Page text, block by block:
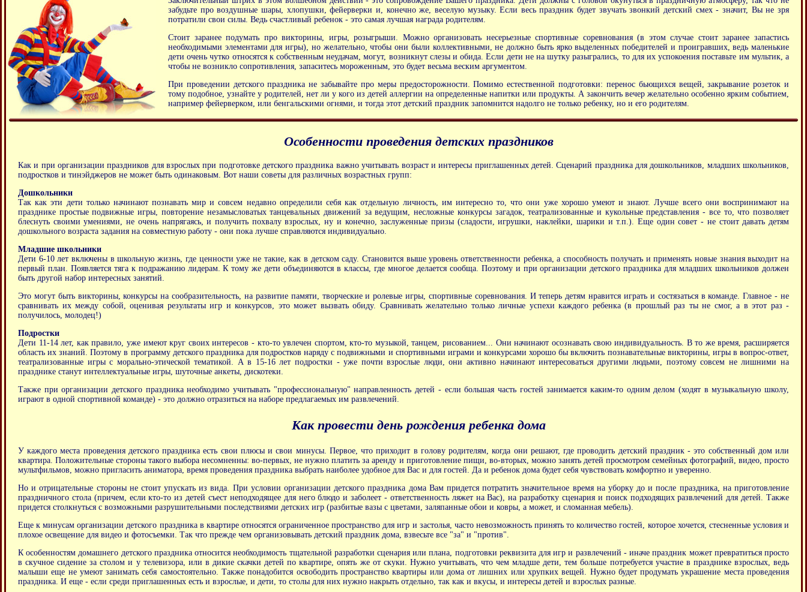
забудьте про воздушные шары, хлопушки, фейерверки и, конечно же, веселую музыку. Если весь праздник будет звучать звонкий детский смех - значит, Вы не зря
потратили свои силы. Ведь счастливый ребенок - это самая лучшая награда родителям.
Стоит заранее подумать про викторины, игры, розыгрыши. Можно организовать несерьезные спортивные соревнования (в этом случае стоит заранее запастись
необходимыми элементами для игры), но желательно, чтобы они были коллективными, не должно быть ярко выделенных победителей и проигравших, ведь маленькие
дети очень чутко относятся к собственным неудачам, могут, возникнут слезы и обида. Если дети не на шутку разыгрались, то для их успокоения поставьте им мультик, а
чтобы не возникло сопротивления, запаситесь мороженным, это будет весьма веским аргументом.
При проведении детского праздника не забывайте про меры предосторожности. Помимо естественной подготовки: перенос бьющихся вещей, закрывание розеток и
тому подобное, узнайте у родителей, нет ли у кого из детей аллергии на определенные напитки или продукты. А закончить вечер желательно особенно ярким событием,
например фейерверком, или бенгальскими огнями, и тогда этот детский праздник запомнится надолго не только ребенку, но и его родителям.
Особенности проведения детских праздников
Как и при организации праздников для взрослых при подготовке детского праздника важно учитывать возраст и интересы приглашенных детей. Сценарий праздника для дошкольников, младших школьников,
подростков и тинэйджеров не может быть одинаковым. Вот наши советы для различных возрастных групп:
Дошкольники
Так как эти дети только начинают познавать мир и совсем недавно определили себя как отдельную личность, им интересно то, что они уже хорошо умеют и знают. Лучше всего они воспринимают на
празднике простые подвижные игры, повторение незамысловатых танцевальных движений за ведущим, несложные конкурсы загадок, театрализованные и кукольные представления - все то, что позволяет
блеснуть своими умениями, не очень напрягаясь, и получить похвалу взрослых, ну и конечно, заслуженные призы (сладости, игрушки, наклейки, шарики и т.п.). Еще один совет - не стоит давать детям
дошкольного возраста задания на совместную работу - они пока лучше справляются индивидуально.
Младшие школьники
Дети 6-10 лет включены в школьную жизнь, где ценности уже не такие, как в детском саду. Становится выше уровень ответственности ребенка, а способность получать и применять новые знания выходит на
первый план. Появляется тяга к подражанию лидерам. К тому же дети объединяются в классы, где многое делается сообща. Поэтому и при организации детского праздника для младших школьников должен
быть другой набор интересных занятий.
Это могут быть викторины, конкурсы на сообразительность, на развитие памяти, творческие и ролевые игры, спортивные соревнования. И теперь детям нравится играть и состязаться в команде. Главное - не
сравнивать их между собой, оценивая результаты игр и конкурсов, это может вызвать обиду. Сравнивать желательно только личные успехи каждого ребенка (в прошлый раз ты не смог, а в этот раз -
получилось, молодец!)
Подростки
Дети 11-14 лет, как правило, уже имеют круг своих интересов - кто-то увлечен спортом, кто-то музыкой, танцем, рисованием... Они начинают осознавать свою индивидуальность. В то же время, расширяется
область их знаний. Поэтому в программу детского праздника для подростков наряду с подвижными и спортивными играми и конкурсами хорошо бы включить познавательные викторины, игры в вопрос-ответ,
театрализованные игры с морально-этической тематикой. А в 15-16 лет подростки - уже почти взрослые люди, они активно начинают интересоваться другими людьми, поэтому совсем не лишними на
празднике станут интеллектуальные игры, шуточные анкеты, дискотеки.
Также при организации детского праздника необходимо учитывать "профессиональную" направленность детей - если большая часть гостей занимается каким-то одним делом (ходят в музыкальную школу,
играют в одной спортивной команде) - это должно отразиться на наборе предлагаемых им развлечений.
Как провести день рождения ребенка дома
У каждого места проведения детского праздника есть свои плюсы и свои минусы. Первое, что приходит в голову родителям, когда они решают, где проводить детский праздник - это собственный дом или
квартира. Положительные стороны такого выбора несомненны: во-первых, не нужно платить за аренду и приготовление пищи, во-вторых, можно занять детей просмотром семейных фотографий, видео, просто
мультфильмов, можно пригласить аниматора, время проведения праздника выбрать наиболее удобное для Вас и для гостей. Да и ребенок дома будет себя чувствовать комфортно и уверенно.
Но и отрицательные стороны не стоит упускать из вида. При условии организации детского праздника дома Вам придется потратить значительное время на уборку до и после праздника, на приготовление
праздничного стола (причем, если кто-то из детей съест неподходящее для него блюдо и заболеет - ответственность ляжет на Вас), на разработку сценария и поиск подходящих развлечений для детей. Также
придется столкнуться с возможными разрушительными последствиями детских игр (разбитые вазы с цветами, заляпанные обои и ковры, а может, и сломанная мебель).
Еще к минусам организации детского праздника в квартире относятся ограниченное пространство для игр и застолья, часто невозможность принять то количество гостей, которое хочется, стесненные условия и
плохое освещение для видео и фотосъемки. Так что прежде чем организовывать детский праздник дома, взвесьте все "за" и "против".
К особенностям домашнего детского праздника относится необходимость тщательной разработки сценария или плана, подготовки реквизита для игр и развлечений - иначе праздник может превратиться просто
в скучное сидение за столом и у телевизора, или в дикие скачки детей по квартире, опять же от скуки. Нужно учитывать, что чем младше дети, тем больше потребуется участие в празднике взрослых, ведь
малыши еще не умеют занимать себя самостоятельно. Также понадобится освободить пространство квартиры или дома от лишних или хрупких вещей. Нужно будет продумать украшение места проведения
праздника. И еще - если среди приглашенных есть и взрослые, и дети, то столы для них нужно накрыть отдельно, так как и вкусы, и интересы детей и взрослых разные.